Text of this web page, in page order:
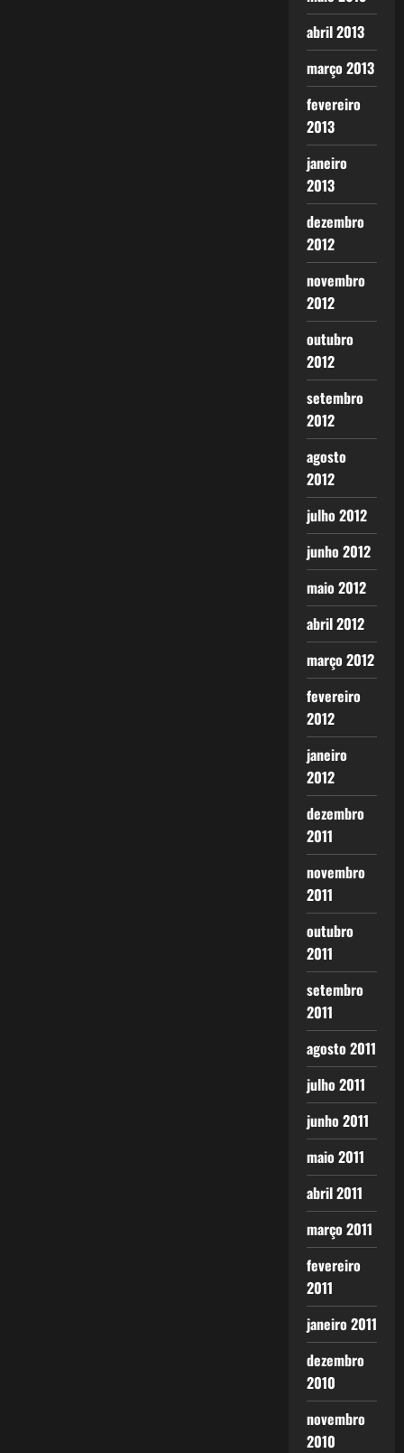
abril 2013
março 2013
fevereiro
2013
janeiro
2013
dezembro
2012
novembro
2012
outubro
2012
setembro
2012
agosto
2012
julho 2012
junho 2012
maio 2012
abril 2012
março 2012
fevereiro
2012
janeiro
2012
dezembro
2011
novembro
2011
outubro
2011
setembro
2011
agosto 2011
julho 2011
junho 2011
maio 2011
abril 2011
março 2011
fevereiro
2011
janeiro 2011
dezembro
2010
novembro
2010